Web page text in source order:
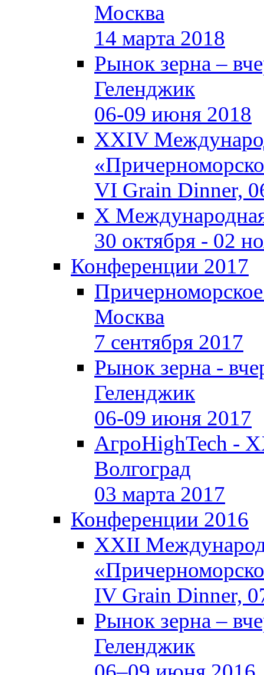
Москва
14 марта 2018
Рынок зерна –
Геленджик
06-09 июня 2018
XXIV
VI Grain Dinner,
X
30 октября - 02
Конференции 2017
Москва
7 сентября 2017
Рынок зерна -
Геленджик
06-09 июня 2017
АгроHighTech -
Волгоград
03 марта 2017
Конференции 2016
XXII
IV Grain Dinner,
Рынок зерна –
Геленджик